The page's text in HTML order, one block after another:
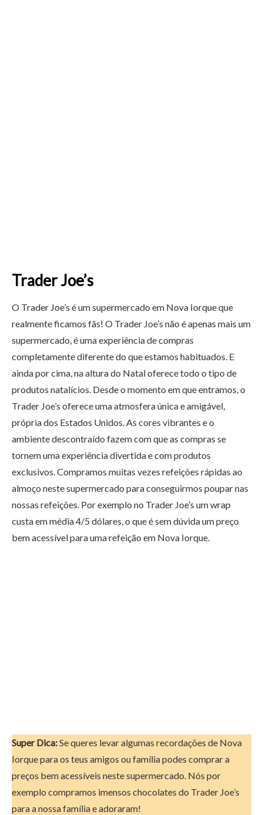
Trader Joe’s
O Trader Joe’s é um supermercado em Nova Iorque que
realmente ficamos fãs! O Trader Joe’s não é apenas mais um
supermercado, é uma experiência de compras
completamente diferente do que estamos habituados. E
ainda por cima, na altura do Natal oferece todo o tipo de
produtos natalícios. Desde o momento em que entramos, o
Trader Joe’s oferece uma atmosfera única e amigável,
própria dos Estados Unidos. As cores vibrantes e o
ambiente descontraído fazem com que as compras se
tornem uma experiência divertida e com produtos
exclusivos. Compramos muitas vezes refeições rápidas ao
almoço neste supermercado para conseguirmos poupar nas
nossas refeições. Por exemplo no Trader Joe’s um wrap
custa em média 4/5 dólares, o que é sem dúvida um preço
bem acessível para uma refeição em Nova Iorque.
Super Dica:Se queres levar algumas recordações de Nova
Iorque para os teus amigos ou família podes comprar a
preços bem acessíveis neste supermercado. Nós por
exemplo compramos imensos chocolates do Trader Joe’s
para a nossa família e adoraram!